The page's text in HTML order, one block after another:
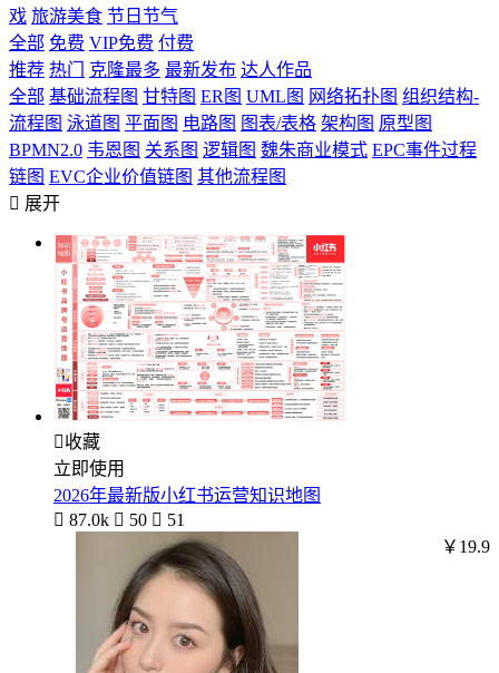
戏 旅游美食 节日节气
全部 免费 VIP免费 付费
推荐 热门 克隆最多 最新发布 达人作品
全部 基础流程图 甘特图 ER图 UML图 网络拓扑图 组织结构-
流程图 泳道图 平面图 电路图 图表/表格 架构图 原型图
BPMN2.0 韦恩图 关系图 逻辑图 魏朱商业模式 EPC事件过程
链图 EVC企业价值链图 其他流程图
 展开
收藏
立即使用
2026年最新版小红书运营知识地图
 87.0k  50  51
￥19.9